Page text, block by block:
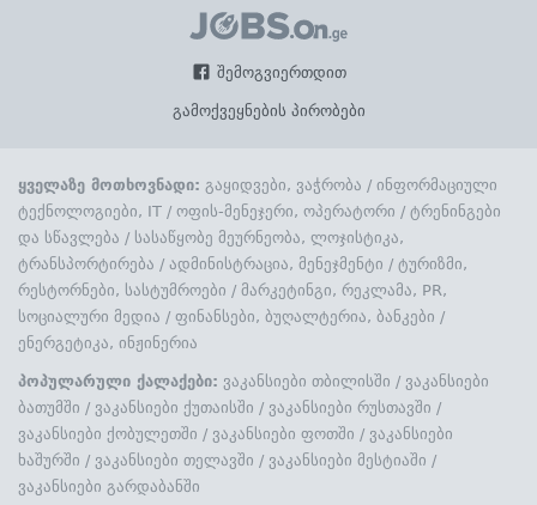
შემოგვიერთდით
გამოქვეყნების პირობები
ყველაზე მოთხოვნადი: გაყიდვები, ვაჭრობა / ინფორმაციული
ტექნოლოგიები, IT / ოფის-მენეჯერი, ოპერატორი / ტრენინგები
და სწავლება / სასაწყობე მეურნეობა, ლოჯისტიკა,
ტრანსპორტირება / ადმინისტრაცია, მენეჯმენტი / ტურიზმი,
რესტორნები, სასტუმროები / მარკეტინგი, რეკლამა, PR,
სოციალური მედია / ფინანსები, ბუღალტერია, ბანკები /
ენერგეტიკა, ინჟინერია
პოპულარული ქალაქები: ვაკანსიები თბილისში / ვაკანსიები
ბათუმში / ვაკანსიები ქუთაისში / ვაკანსიები რუსთავში /
ვაკანსიები ქობულეთში / ვაკანსიები ფოთში / ვაკანსიები
ხაშურში / ვაკანსიები თელავში / ვაკანსიები მესტიაში /
ვაკანსიები გარდაბანში